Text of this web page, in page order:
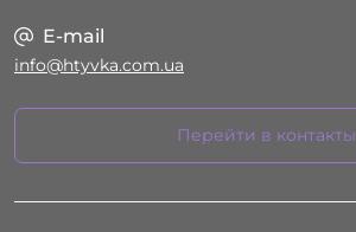
E-mail
info@htyvka.com.ua
Перейти в контакты